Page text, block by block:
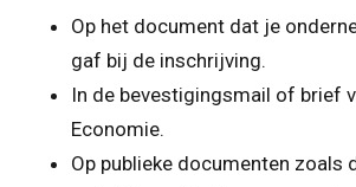
Op het document dat je
gaf bij de inschrijving.
In de bevestigingsmail of brief
Economie.
Op publieke documenten zoals